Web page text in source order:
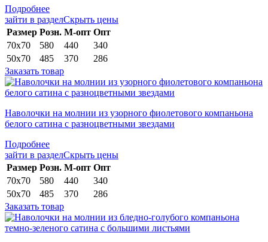
Подробнее
зайти в разделСкрыть цены
Раз­мер Розн. М-опт Опт
70х70
580 440
340
50х70
485 370
286
Заказать товар
Наволочки на молнии из узорного фиолетового компаньона
белого сатина с разноцветными звездами
Подробнее
зайти в разделСкрыть цены
Раз­мер Розн. М-опт Опт
70х70
580 440
340
50х70
485 370
286
Заказать товар